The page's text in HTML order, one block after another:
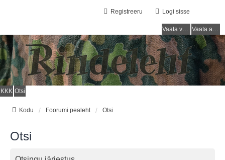
Logi sisse
Registreeru
Vaata vastamata teemasi Vaata aktiivseid teemasid
KKK Otsi
Kodu Foorumi pealeht Otsi
Otsi